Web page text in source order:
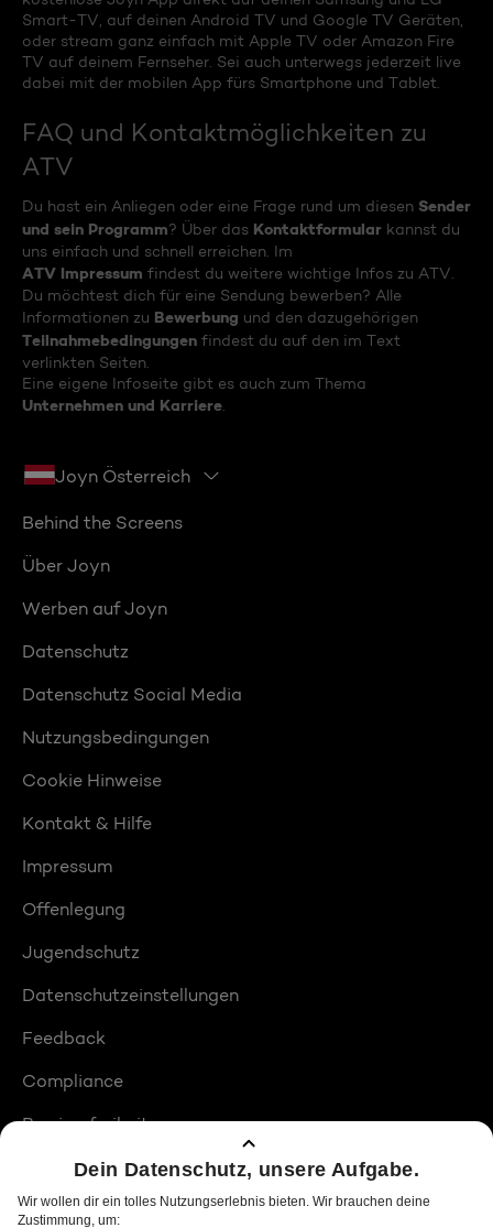
Smart-TV, auf deinen Android TV und Google TV Geräten,
oder stream ganz einfach mit Apple TV oder Amazon Fire
TV auf deinem Fernseher. Sei auch unterwegs jederzeit live
dabei mit der mobilen App fürs Smartphone und Tablet.
FAQ und Kontaktmöglichkeiten zu
ATV
Du hast ein Anliegen oder eine Frage rund um diesen Sender
und sein Programm? Über das Kontaktformular kannst du
uns einfach und schnell erreichen. Im
ATV Impressum findest du weitere wichtige Infos zu ATV.
Du möchtest dich für eine Sendung bewerben? Alle
Informationen zu Bewerbung und den dazugehörigen
Teilnahmebedingungen findest du auf den im Text
verlinkten Seiten.
Eine eigene Infoseite gibt es auch zum Thema
Unternehmen und Karriere
Joyn Österreich
Behind the Screens
Über Joyn
Werben auf Joyn
Datenschutz
Datenschutz Social Media
Nutzungsbedingungen
Cookie Hinweise
Kontakt & Hilfe
Impressum
Offenlegung
Jugendschutz
Datenschutzeinstellungen
Feedback
Compliance
Barrierefreiheit
Produktplatzierungen